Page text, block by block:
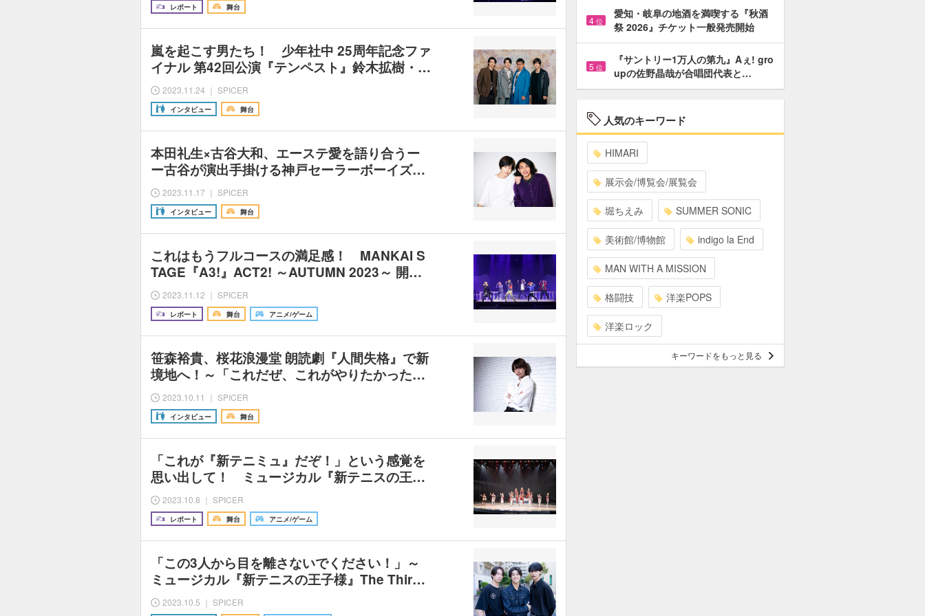
レポート 舞台
嵐を起こす男たち！ 少年社中 25周年記念ファ
イナル 第42回公演『テンペスト』鈴木拡樹・…
2023.11.24 ｜ SPICER
インタビュー 舞台
本田礼生×古谷大和、エーステ愛を語り合うー
ー古谷が演出手掛ける神戸セーラーボーイズ…
2023.11.17 ｜ SPICER
インタビュー 舞台
これはもうフルコースの満足感！ MANKAI S
TAGE『A3!』ACT2! ～AUTUMN 2023～ 開…
2023.11.12 ｜ SPICER
レポート 舞台 アニメ/ゲーム
笹森裕貴、桜花浪漫堂 朗読劇『人間失格』で新
境地へ！～「これだぜ、これがやりたかった…
2023.10.11 ｜ SPICER
インタビュー 舞台
「これが『新テニミュ』だぞ！」という感覚を
思い出して！ ミュージカル『新テニスの王…
2023.10.8 ｜ SPICER
レポート 舞台 アニメ/ゲーム
「この3人から目を離さないでください！」～
ミュージカル『新テニスの王子様』The Thir…
2023.10.5 ｜ SPICER
4 位
愛知・岐阜の地酒を満喫する『秋酒
祭 2026』チケット一般発売開始
5 位
『サントリー1万人の第九』Aぇ! gro
upの佐野晶哉が合唱団代表と…
人気のキーワード
HIMARI
展示会/博覧会/展覧会
堀ちえみ SUMMER SONIC
美術館/博物館 indigo la End
MAN WITH A MISSION
格闘技 洋楽POPS
洋楽ロック
キーワードをもっと見る